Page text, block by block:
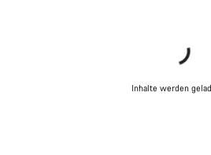
Inhalte werden